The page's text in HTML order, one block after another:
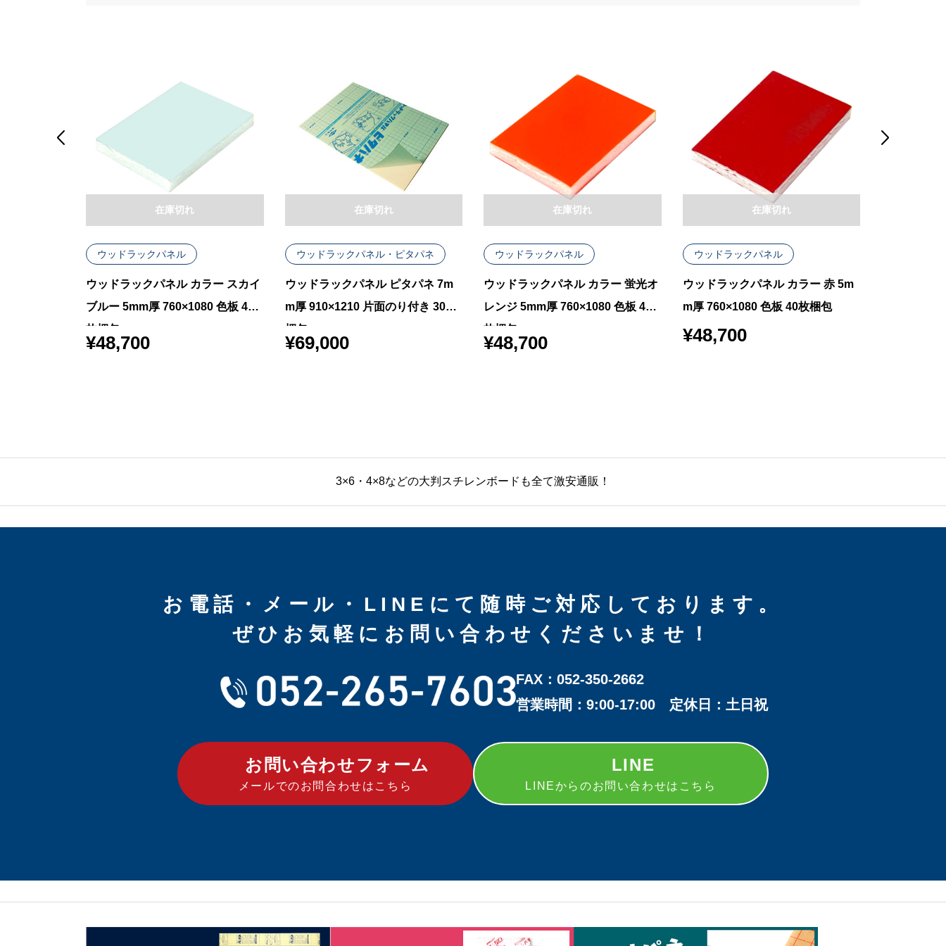
ウッドラックパネル
ウッドラックパネル カラー スカイ
ブルー 5mm厚 760×1080 色板 40
枚梱包
¥48,700
在庫切れ
ウッドラックパネル・ピタパネ
ウッドラックパネル ピタパネ 7m
m厚 910×1210 片面のり付き 30枚
梱包
¥69,000
在庫切れ
ウッドラックパネル
ウッドラックパネル カラー 蛍光オ
レンジ 5mm厚 760×1080 色板 40
枚梱包
¥48,700
在庫切れ
ウッドラックパネル
ウッドラックパネル カラー 赤 5m
m厚 760×1080 色板 40枚梱包
¥48,700
在庫切れ
 
3×6・4×8などの大判スチレンボードも全て激安通販！
お電話・メール・LINEにて随時ご対応しております。
ぜひお気軽にお問い合わせくださいませ！
FAX：052-350-2662
営業時間：9:00-17:00 定休日：土日祝
お問い合わせフォーム
メールでのお問合わせはこちら
LINE
LINEからのお問い合わせはこちら